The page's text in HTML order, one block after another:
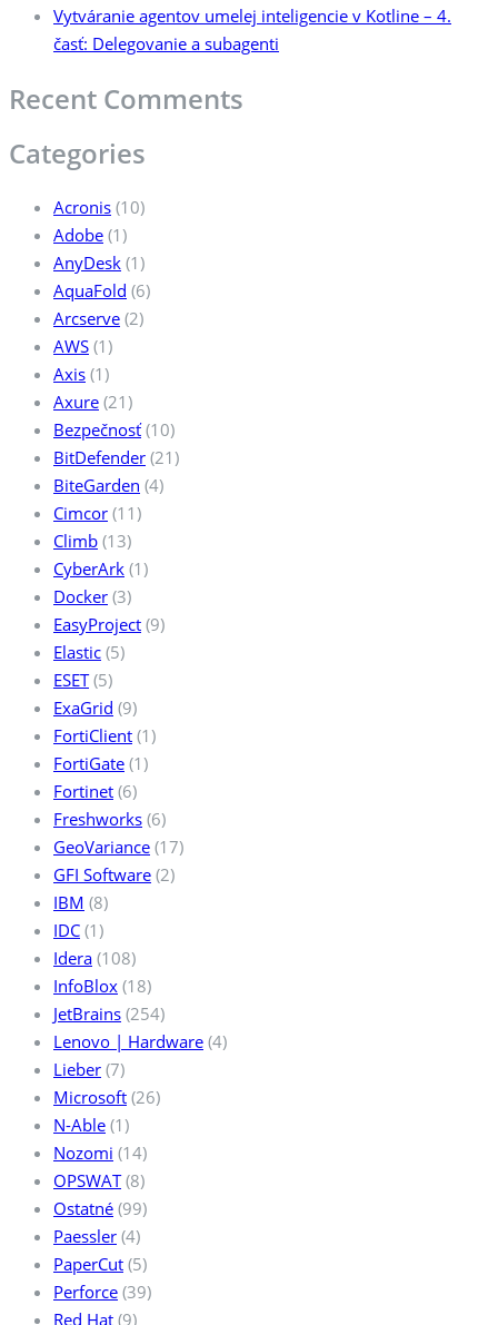
Vytváranie agentov umelej inteligencie v Kotline – 4.
časť: Delegovanie a subagenti
Recent Comments
Categories
Acronis (10)
Adobe (1)
AnyDesk (1)
AquaFold (6)
Arcserve (2)
AWS (1)
Axis (1)
Axure (21)
Bezpečnosť(10)
BitDefender (21)
BiteGarden (4)
Cimcor (11)
Climb (13)
CyberArk (1)
Docker (3)
EasyProject (9)
Elastic (5)
ESET(5)
ExaGrid (9)
FortiClient (1)
FortiGate (1)
Fortinet (6)
Freshworks (6)
GeoVariance (17)
GFI Software (2)
IBM (8)
IDC (1)
Idera (108)
InfoBlox (18)
JetBrains (254)
Lenovo | Hardware (4)
Lieber (7)
Microsoft (26)
N-Able (1)
Nozomi (14)
OPSWAT(8)
Ostatné (99)
Paessler (4)
PaperCut (5)
Perforce (39)
Red Hat (9)